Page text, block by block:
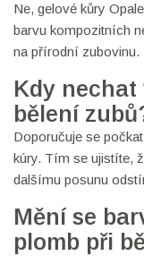
Ne, gelové kůry
barvu kompozitních
na přírodní zubovinu.
Kdy nechat
bělení
Doporučuje se
kúry. Tím se ujistíte,
dalšímu posunu
Mění se
plomb při